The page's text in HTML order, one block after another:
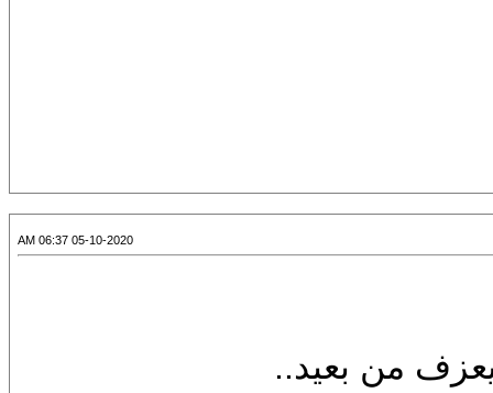
05-10-2020 06:37 AM
من بعيد..